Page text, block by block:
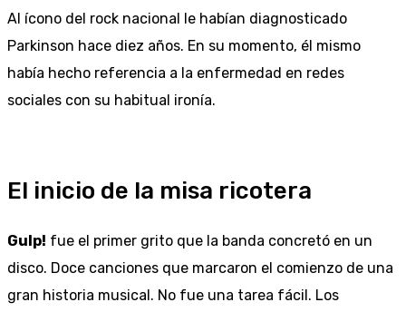
Al ícono del rock nacional le habían diagnosticado
Parkinson hace diez años. En su momento, él mismo
había hecho referencia a la enfermedad en redes
sociales con su habitual ironía.
El inicio de la misa ricotera
Gulp! fue el primer grito que la banda concretó en un
disco. Doce canciones que marcaron el comienzo de una
gran historia musical. No fue una tarea fácil. Los